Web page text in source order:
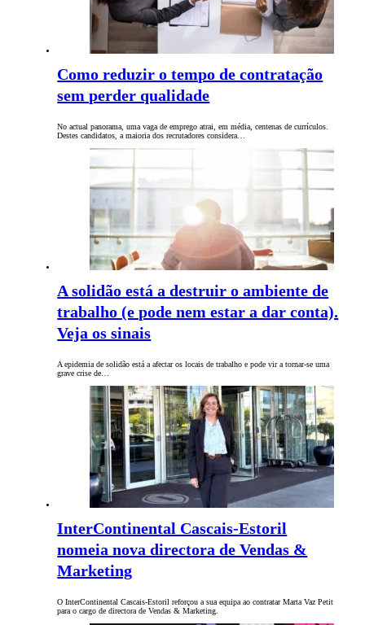
Como reduzir o tempo de contratação
sem perder qualidade
No actual panorama, uma vaga de emprego atrai, em média, centenas de currículos.
Destes candidatos, a maioria dos recrutadores considera…
A solidão está a destruir o ambiente de
trabalho (e pode nem estar a dar conta).
Veja os sinais
A epidemia de solidão está a afectar os locais de trabalho e pode vir a tornar-se uma
grave crise de…
InterContinental Cascais-Estoril
nomeia nova directora de Vendas &
Marketing
O InterContinental Cascais-Estoril reforçou a sua equipa ao contratar Marta Vaz Petit
para o cargo de directora de Vendas & Marketing.